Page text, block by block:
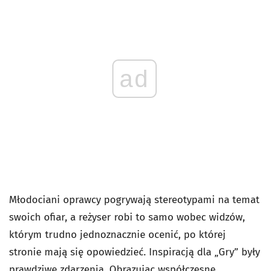
ad
Młodociani oprawcy pogrywają stereotypami na temat
swoich ofiar, a reżyser robi to samo wobec widzów,
którym trudno jednoznacznie ocenić, po której
stronie mają się opowiedzieć. Inspiracją dla „Gry” były